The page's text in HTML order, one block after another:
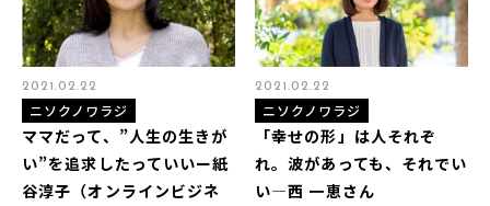
ママだって、”人生の生きが
い”を追求したっていいー紙
谷淳子（オンラインビジネ
2021.02.22
ニソクノワラジ
「幸せの形」は人それぞ
れ。波があっても、それでい
い―西 一恵さん
2021.02.22
ニソクノワラジ